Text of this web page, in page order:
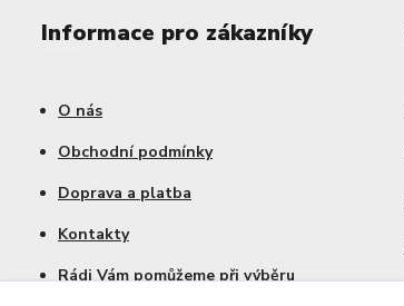
Informace pro zákazníky
O nás
Obchodní podmínky
Doprava a platba
Kontakty
Rádi Vám pomůžeme při výběru